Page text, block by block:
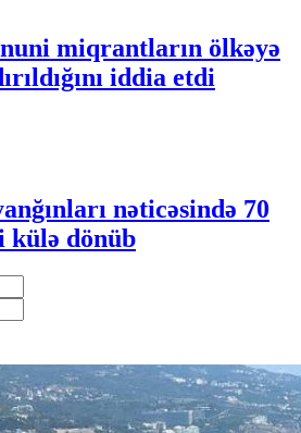
miqrantların ölkəyə
iddia etdi
nəticəsində 70
külə dönüb